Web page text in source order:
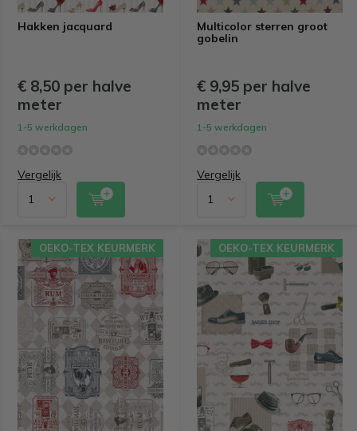
Hakken jacquard
€ 8,50 per halve
meter
1-5 werkdagen
Vergelijk
Multicolor sterren groot
gobelin
€ 9,95 per halve
meter
1-5 werkdagen
Vergelijk
OEKO-TEX KEURMERK OEKO-TEX KEURMERK